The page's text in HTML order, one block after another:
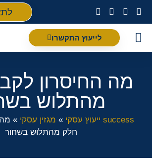
לייעוץ התקשרו
מה החיסרון
מהתלוש
success ייעוץ עסקי »מגזין עסקי»מה
חלק מהתלוש בשחור